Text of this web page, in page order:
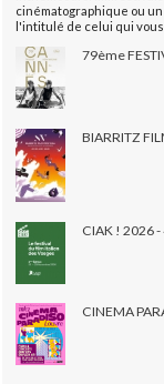
cinématographique ou
l'intitulé de celui qui
79ème
BIARRITZ
CIAK ! 2026
CINEMA